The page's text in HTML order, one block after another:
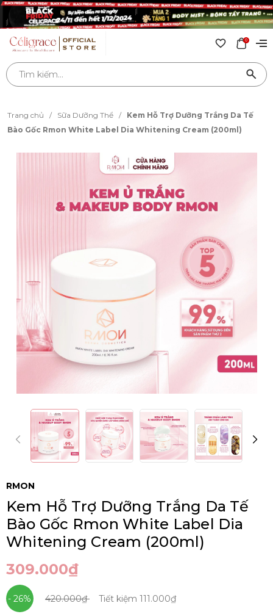
0
Trang chủ / Sữa Dưỡng Thể /
Kem Hỗ Trợ Dưỡng Trắng Da Tế
Bào Gốc Rmon White Label Dia Whitening Cream (200ml)
RMON
Kem Hỗ Trợ Dưỡng Trắng Da Tế
Bào Gốc Rmon White Label Dia
Whitening Cream (200ml)
309.000₫
- 26% 420.000₫ Tiết kiệm 111.000₫